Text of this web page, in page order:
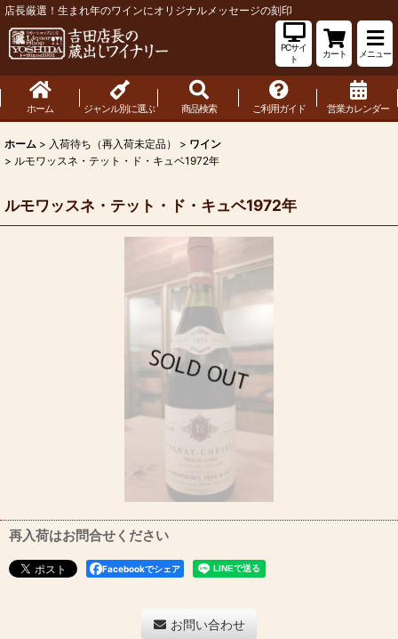
店長厳選！生まれ年のワインにオリジナルメッセージの刻印
PCサイ
ト
カート メニュー
ホーム ジャンル別に選ぶ 商品検索 ご利用ガイド 営業カレンダー
ホーム > 入荷待ち（再入荷未定品） > ワイン
> ルモワッスネ・テット・ド・キュベ1972年
ルモワッスネ・テット・ド・キュベ1972年
再入荷はお問合せください
Facebookでシェア
お問い合わせ